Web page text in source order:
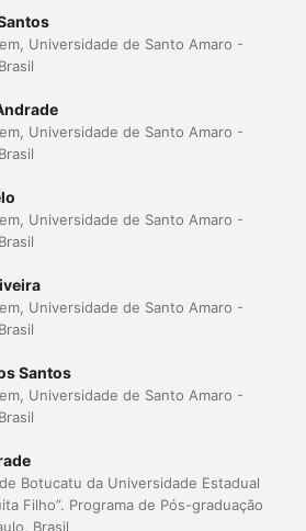
Universidade de Santo Amaro -
Universidade de Santo Amaro -
Universidade de Santo Amaro -
Universidade de Santo Amaro -
Santos
Universidade de Santo Amaro -
Botucatu da Universidade Estadual
Filho”. Programa de Pós-graduação
Brasil